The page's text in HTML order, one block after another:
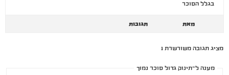
בגלל הסוכר
מאת תגובות
מציג תגובה משורשרת 1
מענה ל־תינוק גדול סוכר נמוך